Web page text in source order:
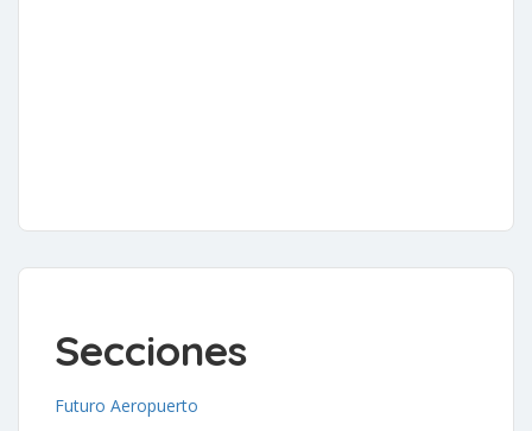
Secciones
Futuro Aeropuerto